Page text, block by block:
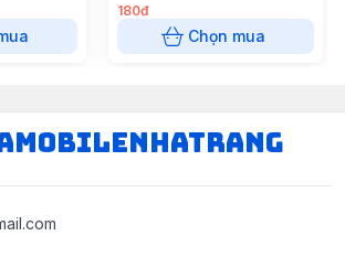
180đ
Chọn mua